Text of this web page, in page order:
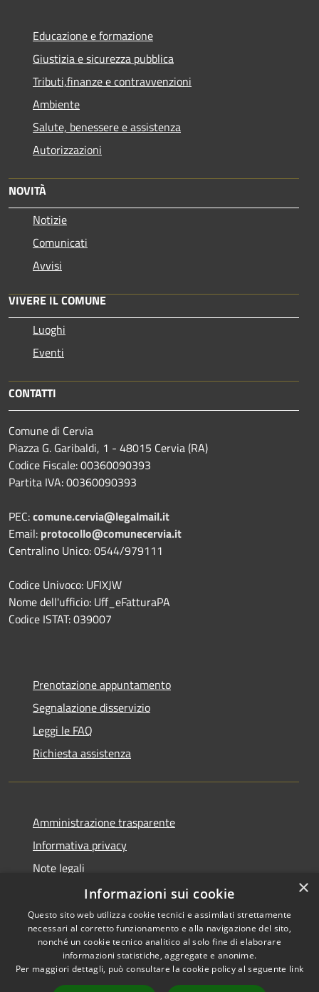
Educazione e formazione
Giustizia e sicurezza pubblica
Tributi,finanze e contravvenzioni
Ambiente
Salute, benessere e assistenza
Autorizzazioni
NOVITÀ
Notizie
Comunicati
Avvisi
VIVERE IL COMUNE
Luoghi
Eventi
CONTATTI
Comune di Cervia
Piazza G. Garibaldi, 1 - 48015 Cervia (RA)
Codice Fiscale: 00360090393
Partita IVA: 00360090393
PEC:comune.cervia@legalmail.it
Email: protocollo@comunecervia.it
Centralino Unico: 0544/979111
Codice Univoco: UFIXJW
Nome dell'ufficio: Uff_eFatturaPA
Codice ISTAT: 039007
Prenotazione appuntamento
Segnalazione disservizio
Leggi le FAQ
Richiesta assistenza
Amministrazione trasparente
Informativa privacy
Note legali
Dichiarazione di accessibilità
RSS
Accessibilità
Copyright © 2026 • Comune di
×
Informazioni sui cookie
Questo sito web utilizza cookie tecnici e assimilati strettamente
necessari al corretto funzionamento e alla navigazione del sito,
nonché un cookie tecnico analitico al solo fine di elaborare
informazioni statistiche, aggregate e anonime.
Per maggiori dettagli, può consultare la cookie policy al seguente link